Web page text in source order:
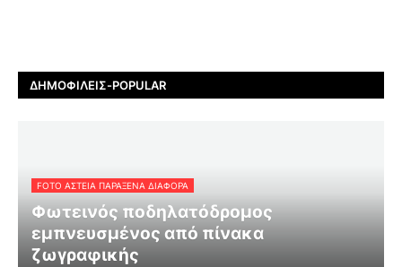
ΔΗΜΟΦΙΛΕΊΣ-POPULAR
FOTO ΑΣΤΕΙΑ ΠΑΡΑΞΕΝΑ ΔΙΑΦΟΡΑ
Φωτεινός ποδηλατόδρομος
εμπνευσμένος από πίνακα
ζωγραφικής